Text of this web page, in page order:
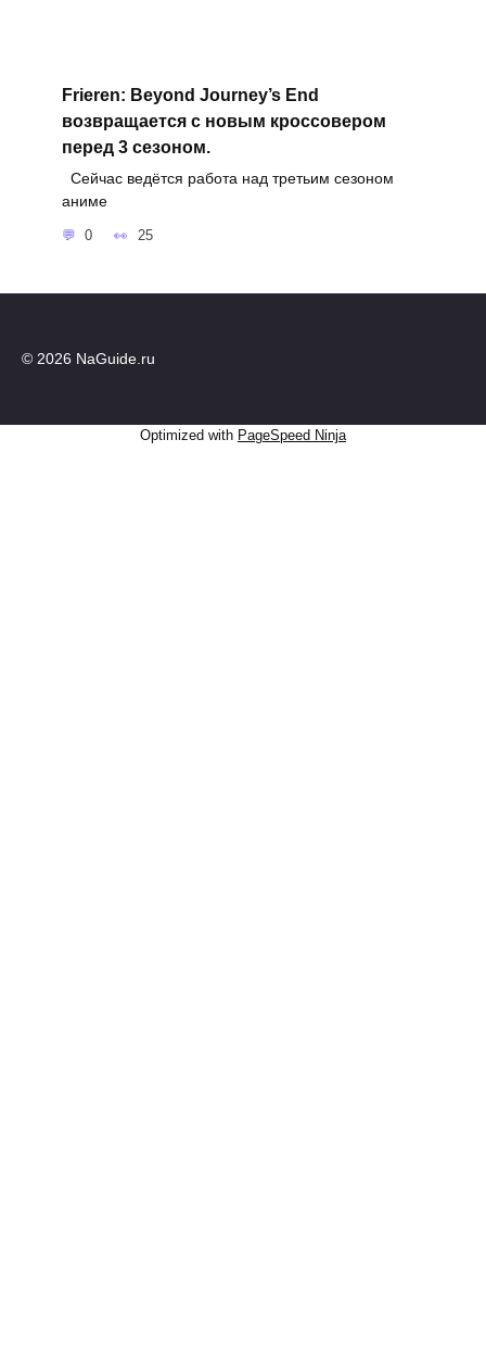
Frieren: Beyond Journey’s End
возвращается с новым кроссовером
перед 3 сезоном.
Сейчас ведётся работа над третьим сезоном
аниме
0 25
© 2026 NaGuide.ru
Optimized with PageSpeed Ninja